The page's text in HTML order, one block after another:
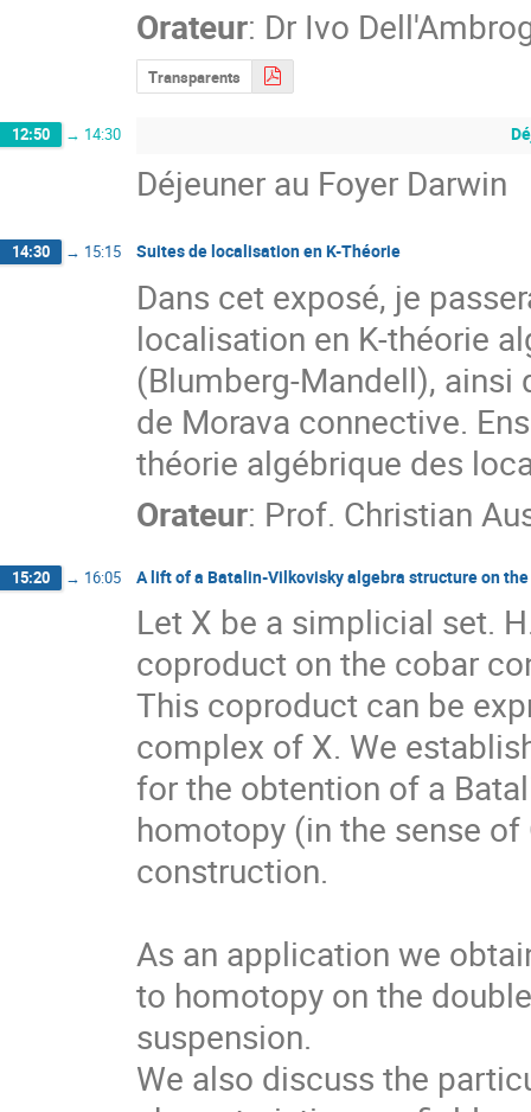
Orateur: Dr Ivo
Transparents
12:50 → 14:30
Déjeuner au Foyer Darwin
14:30 → 15:15 Suites de localisation en K-Théorie
Dans cet exposé, je
localisation en K-théorie
(Blumberg-Mandell), ainsi
de Morava connective.
théorie algébrique des
Orateur: Prof. Christian
15:20 → 16:05 A lift of a Batalin-Vilkovisky algebra structure on
Let X be a simplicial set.
coproduct on the cobar
This coproduct can be
complex of X. We
for the obtention of a
homotopy (in the sense
construction.
As an application we
to homotopy on the
suspension.
We also discuss the